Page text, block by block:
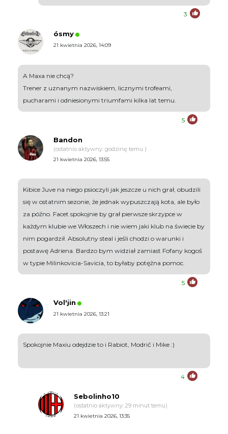
3
ósmy
21 kwietnia 2026, 14:09
A Maxa nie chcą?
Trener z uznanym nazwiskiem, licznymi trofeami,
pucharami i odniesionymi triumfami kilka lat temu.
5
Bandon
(ostatnio aktywny: godzinę temu )
21 kwietnia 2026, 13:55
Kibice Juve na niego psioczyli jak jeszcze u nich grał, obudzili
się w ostatnim sezonie, że jednak wypuszczają kota, ale było
za późno. Facet spokojnie by grał pierwsze skrzypce w
każdym klubie we Włoszech i nie wiem jaki klub na świecie by
nim pogardził. Absolutny steal i jeśli chodzi o warunki i
postawę Adriena. Bardzo bym widział zamiast Fofany kogoś
w typie Milinkovicia-Savicia, to byłaby potężna pomoc.
5
Vol'jin
21 kwietnia 2026, 13:21
Spokojnie Maxiu odejdzie to i Rabiot, Modrić i Mike :)
4
Sebolinho10
(ostatnio aktywny: 29 minut temu)
21 kwietnia 2026, 13:35